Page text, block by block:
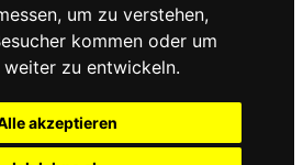
um zu verstehen,
kommen oder um
weiter zu entwickeln.
akzeptieren